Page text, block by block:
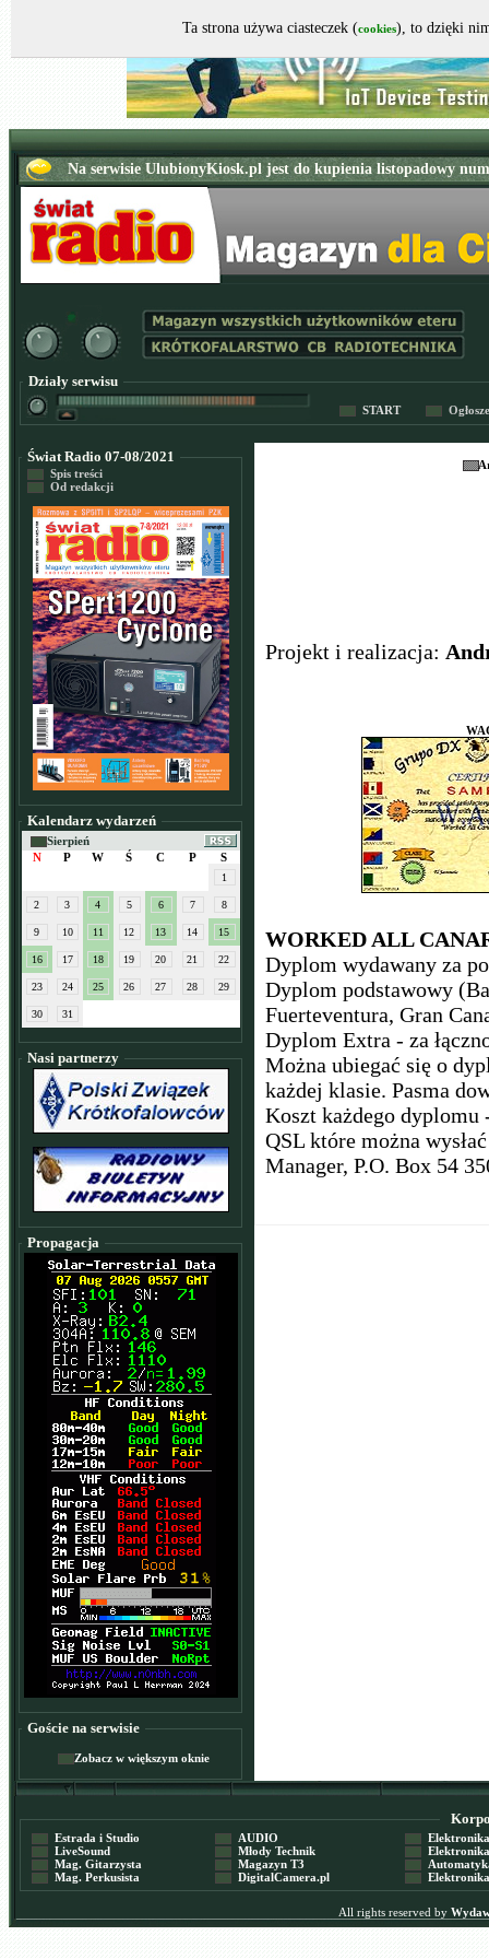
Działy serwisu
START
Świat Radio 07-08/2021
Spis treści
Od redakcji
Kalendarz wydarzeń
Sierpień
N
P W Ś C P S
1
2 3 4 5 6 7 8
9 10 11 12 13 14 15
16 17 18 19 20 21 22
23 24 25 26 27 28 29
30 31
Nasi partnerzy
Propagacja
Goście na serwisie
Zobacz w większym oknie
Projekt i realizacja:
WORKED ALL
Dyplom wydawany za
Dyplom podstawowy
Fuerteventura, Gran
Dyplom Extra - za
Można ubiegać się o
każdej klasie. Pasma
Koszt każdego dyplomu
QSL które można
Manager, P.O. Box 54
Estrada i Studio
LiveSound
Mag. Gitarzysta
Mag. Perkusista
AUDIO
Młody Technik
Magazyn T3
DigitalCamera.pl
Elektronika
Elektronika
Automatyka
Elektronika
All rights reserved by
Ta strona używa ciasteczek (cookies), to dzięki